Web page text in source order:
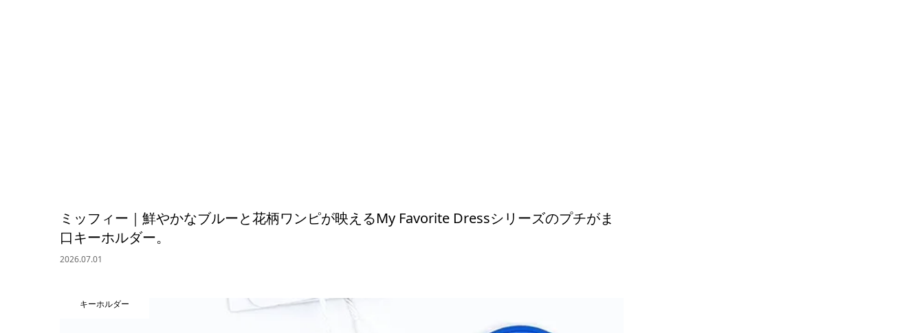
ミッフィー｜鮮やかなブルーと花柄ワンピが映えるMy Favorite Dressシリーズのプチがま
口キーホルダー。
2026.07.01
キーホルダー